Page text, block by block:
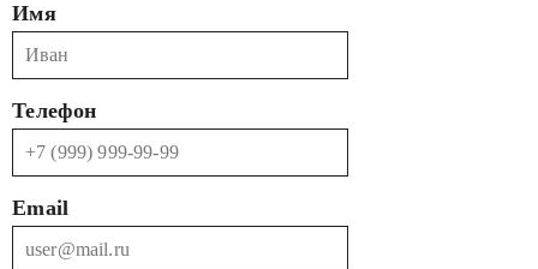
Имя
Телефон
Email